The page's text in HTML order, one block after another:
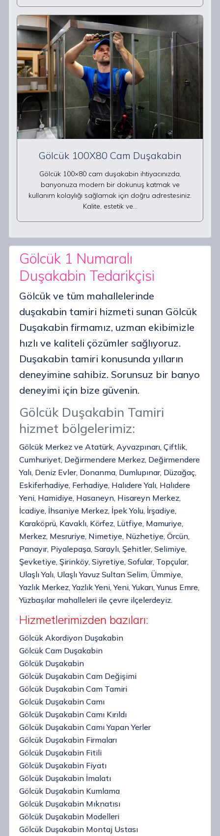
Gölcük 100X80 Cam Duşakabin
Gölcük 100×80 cam duşakabin ihtiyacınızda,
banyonuza modern bir dokunuş katmak ve
kullanım kolaylığı sağlamak için doğru adrestesiniz.
Kalite, estetik ve…
Gölcük 1 Numaralı
Duşakabin Tedarikçisi
Gölcük ve tüm mahallelerinde
duşakabin tamiri hizmeti sunan Gölcük
Duşakabin firmamız, uzman ekibimizle
hızlı ve kaliteli çözümler sağlıyoruz.
Duşakabin tamiri konusunda yılların
deneyimine sahibiz. Sorunsuz bir banyo
deneyimi için bize güvenin.
Gölcük Duşakabin Tamiri
hizmet bölgelerimiz:
Gölcük Merkez ve Atatürk, Ayvazpınarı, Çiftlik,
Cumhuriyet, Değirmendere Merkez, Değirmendere
Yalı, Deniz Evler, Donanma, Dumlupınar, Düzağaç,
Eskiferhadiye, Ferhadiye, Halıdere Yalı, Halıdere
Yeni, Hamidiye, Hasaneyn, Hisareyn Merkez,
İcadiye, İhsaniye Merkez, İpek Yolu, İrşadiye,
Karaköprü, Kavaklı, Körfez, Lütfiye, Mamuriye,
Merkez, Mesruriye, Nimetiye, Nüzhetiye, Örcün,
Panayır, Piyalepaşa, Saraylı, Şehitler, Selimiye,
Şevketiye, Şirinköy, Siyretiye, Sofular, Topçular,
Ulaşlı Yalı, Ulaşlı Yavuz Sultan Selim, Ümmiye,
Yazlık Merkez, Yazlık Yeni, Yeni, Yukarı, Yunus Emre,
Yüzbaşılar mahalleleri ile çevre ilçelerdeyiz.
Hizmetlerimizden bazıları:
Gölcük Akordiyon Duşakabin
Gölcük Cam Duşakabin
Gölcük Duşakabin
Gölcük Duşakabin Cam Değişimi
Gölcük Duşakabin Cam Tamiri
Gölcük Duşakabin Camı
Gölcük Duşakabin Camı Kırıldı
Gölcük Duşakabin Camı Yapan Yerler
Gölcük Duşakabin Firmaları
Gölcük Duşakabin Fitili
Gölcük Duşakabin Fiyatı
Gölcük Duşakabin İmalatı
Gölcük Duşakabin Kumlama
Gölcük Duşakabin Mıknatısı
Gölcük Duşakabin Modelleri
Gölcük Duşakabin Montaj Ustası